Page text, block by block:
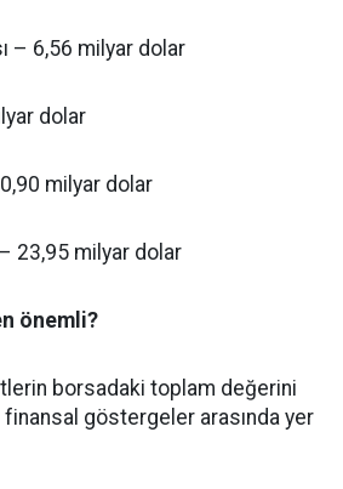
– 6,56 milyar dolar
dolar
milyar dolar
23,95 milyar dolar
önemli?
borsadaki toplam değerini
göstergeler arasında yer